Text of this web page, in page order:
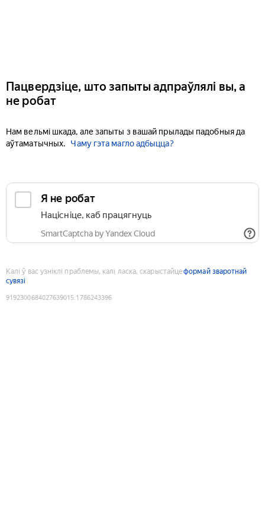
Пацвердзіце, што запыты адпраўлялі вы, а
не робат
Нам вельмі шкада, але запыты з вашай прылады падобныя да
аўтаматычных.
Чаму гэта магло адбыцца?
Я не робат
Націсніце, каб працягнуць
SmartCaptcha by Yandex Cloud
Калі ў вас узніклі праблемы, калі ласка, скарыстайцеформай зваротнай
сувязі
9192300684027639015:1786243396